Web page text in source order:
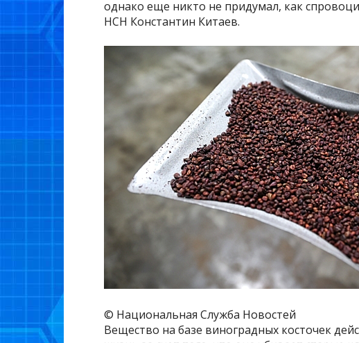
однако еще никто не придумал, как
НСН Константин Китаев.
© Национальная Служба Новостей
Вещество на базе виноградных косточек